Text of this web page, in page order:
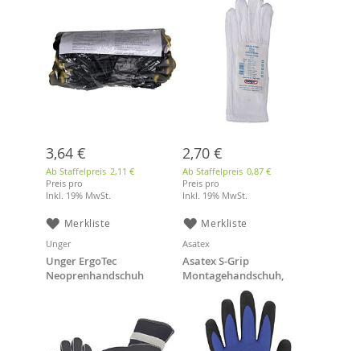
3,64 €
Ab Staffelpreis 2,11 €
Preis pro
Inkl. 19% MwSt.
Merkliste
2,70 €
Ab Staffelpreis 0,87 €
Preis pro
Inkl. 19% MwSt.
Merkliste
Unger
Unger ErgoTec
Neoprenhandschuh
Asatex
Asatex S-Grip
Montagehandschuh,